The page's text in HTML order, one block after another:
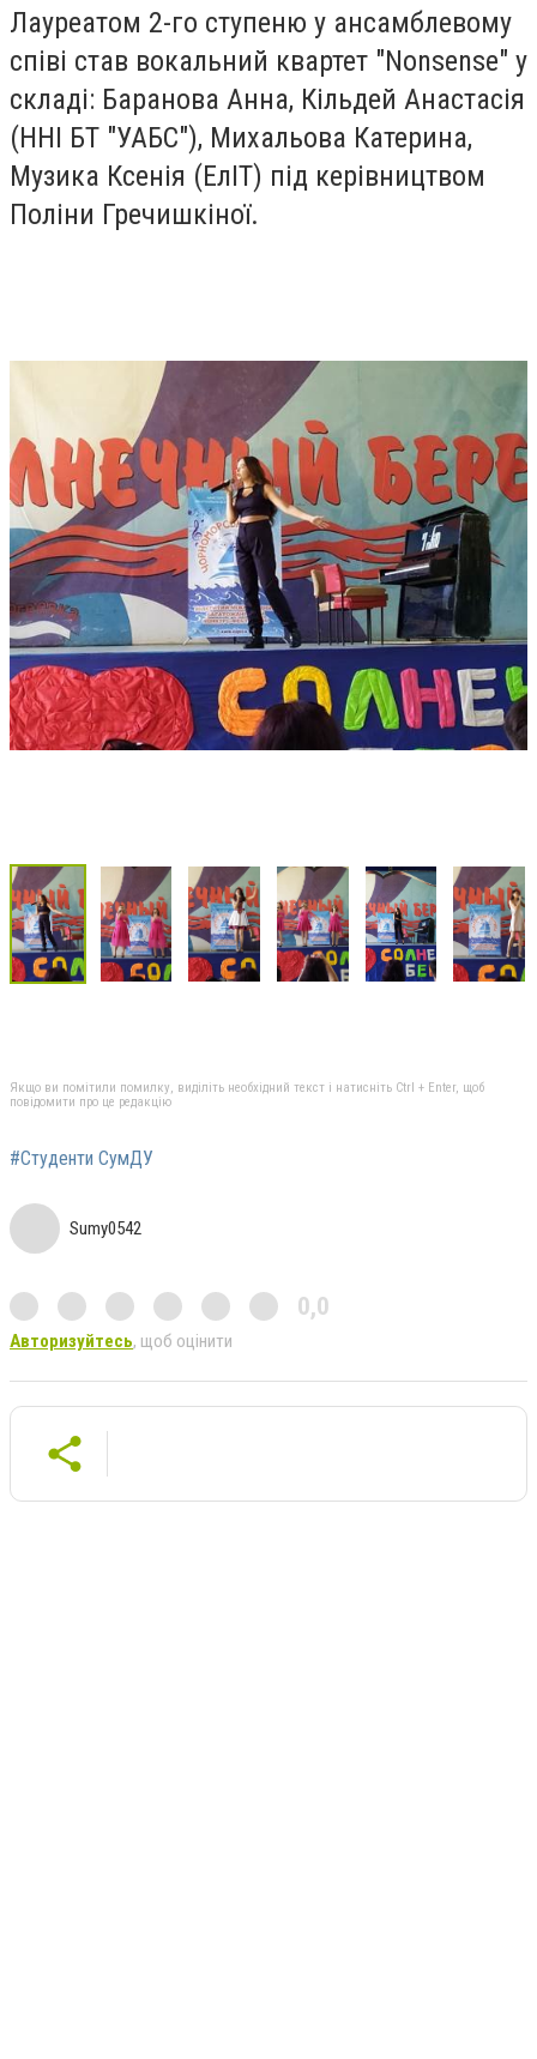
Лауреатом 2-го ступеню у ансамблевому
співі став вокальний квартет "Nonsense" у
складі: Баранова Анна, Кільдей Анастасія
(ННІ БТ "УАБС"), Михальова Катерина,
Музика Ксенія (ЕлІТ) під керівництвом
Поліни Гречишкіної.
Якщо ви помітили помилку, виділіть необхідний текст і натисніть Ctrl + Enter, щоб
повідомити про це редакцію
#Студенти СумДУ
Sumy0542
0,0
Авторизуйтесь, щоб оцінити